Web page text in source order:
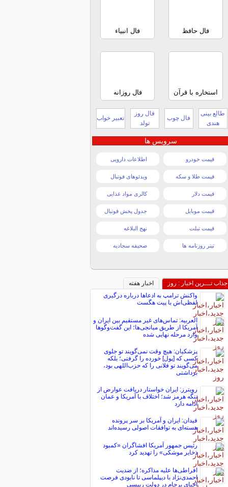
فال حافظ فال انبیاء
استخاره با قرآن فال روزانه
طالع بینی
هندی
فال چوب
فال روز
تولد
تعبیر خواب
سرویس ها
قیمت خودرو اطلاعات دارویی
قیمت طلا و سکه ویدئوهای فوتبال
قیمت دلار کالری مواد غذایی
قیمت موبایل جدول پخش فوتبال
قیمت تبلت نهج البلاغه
تیتر روزنامه ها صحیفه سجادیه
جذاب تـــرین اخبار : روز
اخبار هفته
واکنش ترامپ به ادعاها درباره درگیری
لفظی‌اش با پیت هگست
العربیه: تماس‌های غیر مستقیم بین ایران و
آمریکا از طریق میانجی‌ها؛ این گفت‌و‌گو‌ها
وارد مرحله نهایی شده
پزشکیان: هیچ وقت نمی‌گویند تو جلوی
کسی که [پول] خورده را گرفتی؛ بلکه
می‌گویند تو فلانی را که حزب‌اللهی بود،
برداشتی
رویترز: ایران خواستار دریافت عوارض از
تنگه هرمز شد؛ اختلاف با آمریکا و عمان
ادامه دارد
فیدان: ایران و آمریکا بر سر پرونده
هسته‌ای به توافقات اصولی رسیده‌اند
رئیس جمهور آمریکا افشاگران «کمبود
ذخایر موشکی» را تهدید کرد
افراطی‌ها علیه مذاکره؛ از ضدیت
احمدی‌نژاد با دیپلماسی تا نابودی فرصت
احیای برجام در دولت رییسی